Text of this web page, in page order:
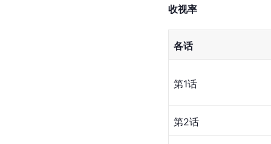
收视率
各话
第1话
第2话